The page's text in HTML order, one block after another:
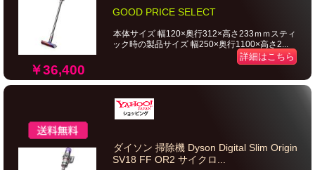
￥36,400
GOOD PRICE SELECT
本体サイズ 幅120×奥行312×高さ233ｍｍスティ
ック時の製品サイズ 幅250×奥行1100×高さ2...
詳細はこちら
ダイソン 掃除機 Dyson Digital Slim Origin
SV18 FF OR2 サイクロ...